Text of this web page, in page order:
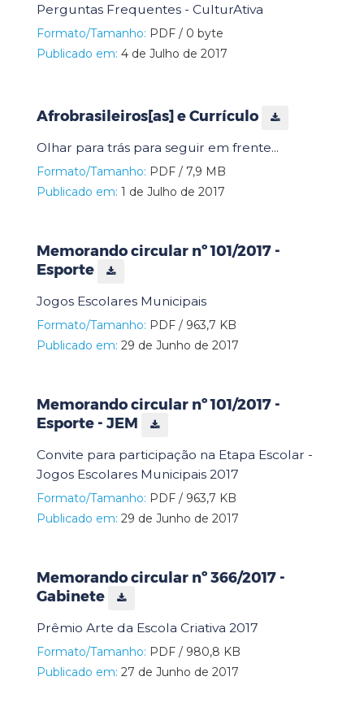
Perguntas Frequentes - CulturAtiva
Formato/Tamanho: PDF / 0 byte
Publicado em: 4 de Julho de 2017
Afrobrasileiros[as] e Currículo
Olhar para trás para seguir em frente...
Formato/Tamanho: PDF / 7,9 MB
Publicado em: 1 de Julho de 2017
Memorando circular nº 101/2017 -
Esporte
Jogos Escolares Municipais
Formato/Tamanho: PDF / 963,7 KB
Publicado em: 29 de Junho de 2017
Memorando circular nº 101/2017 -
Esporte - JEM
Convite para participação na Etapa Escolar -
Jogos Escolares Municipais 2017
Formato/Tamanho: PDF / 963,7 KB
Publicado em: 29 de Junho de 2017
Memorando circular nº 366/2017 -
Gabinete
Prêmio Arte da Escola Criativa 2017
Formato/Tamanho: PDF / 980,8 KB
Publicado em: 27 de Junho de 2017